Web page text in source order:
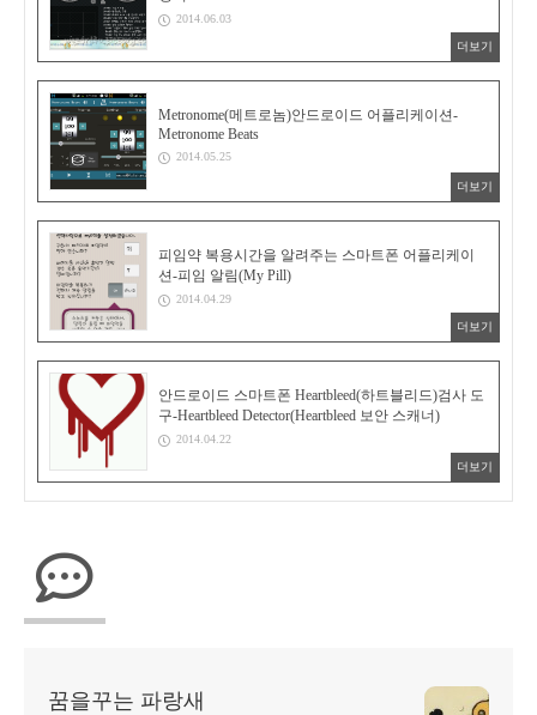
2014.06.03
더보기
Metronome(메트로놈)안드로이드 어플리케이션-
Metronome Beats
2014.05.25
더보기
피임약 복용시간을 알려주는 스마트폰 어플리케이
션-피임 알림(My Pill)
2014.04.29
더보기
안드로이드 스마트폰 Heartbleed(하트블리드)검사 도
구-Heartbleed Detector(Heartbleed 보안 스캐너)
2014.04.22
더보기
꿈을꾸는 파랑새